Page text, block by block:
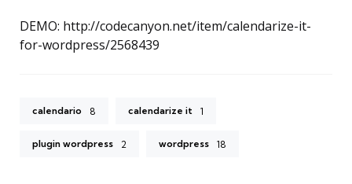
DEMO: http://codecanyon.net/item/calendarize-it-
for-wordpress/2568439
calendario 8 calendarize it 1
plugin wordpress 2 wordpress 18